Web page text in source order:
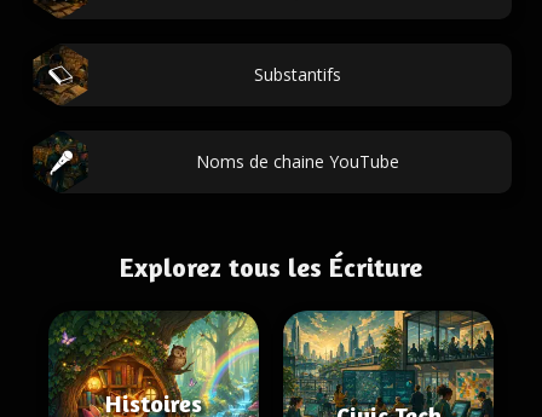
Substantifs
Noms de chaine YouTube
Explorez tous les Écriture
Histoires